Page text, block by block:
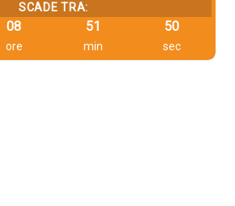
SCADE TRA:
08
ore
51
min
50
sec